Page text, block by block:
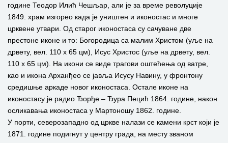
године Теодор Илић Чешљар, али је за време револуције
1849. храм изгорео када је уништен и иконостас и многе
црквене утвари. Од старог иконостаса су сачуване две
престоне иконе и то: Богородица са малим Христом (уље на
дрвету, вел. 110 x 65 цм), Исус Христос (уље на дрвету, вел.
110 x 65 цм). На икони се виде трагови оштећења од ватре,
као и икона Арханђео се јавља Исусу Навину, у фронтону
средишње аркаде новог иконостаса. Остале иконе на
иконостасу је радио Ђорђе – Ђура Пецић 1864. године, након
осликавања иконостаса у Мартоношу 1862. године.
У порти, северозападно од цркве налази се камени крст који је
1871. године подигнут у центру града, на месту званом